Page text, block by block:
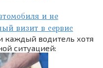
и не
визит в сервис
каждый водитель хотя
ситуацией: